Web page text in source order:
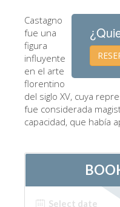
Las
Las
Los
Las
Otros
Museo
Galería
Capillas
Castagno
fue una
figura
influyente
en el arte
florentino
del siglo XV, cuya
fue considerada
capacidad, que había